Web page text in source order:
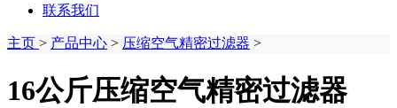
联系我们
主页 > 产品中心 > 压缩空气精密过滤器 >
16公斤压缩空气精密过滤器